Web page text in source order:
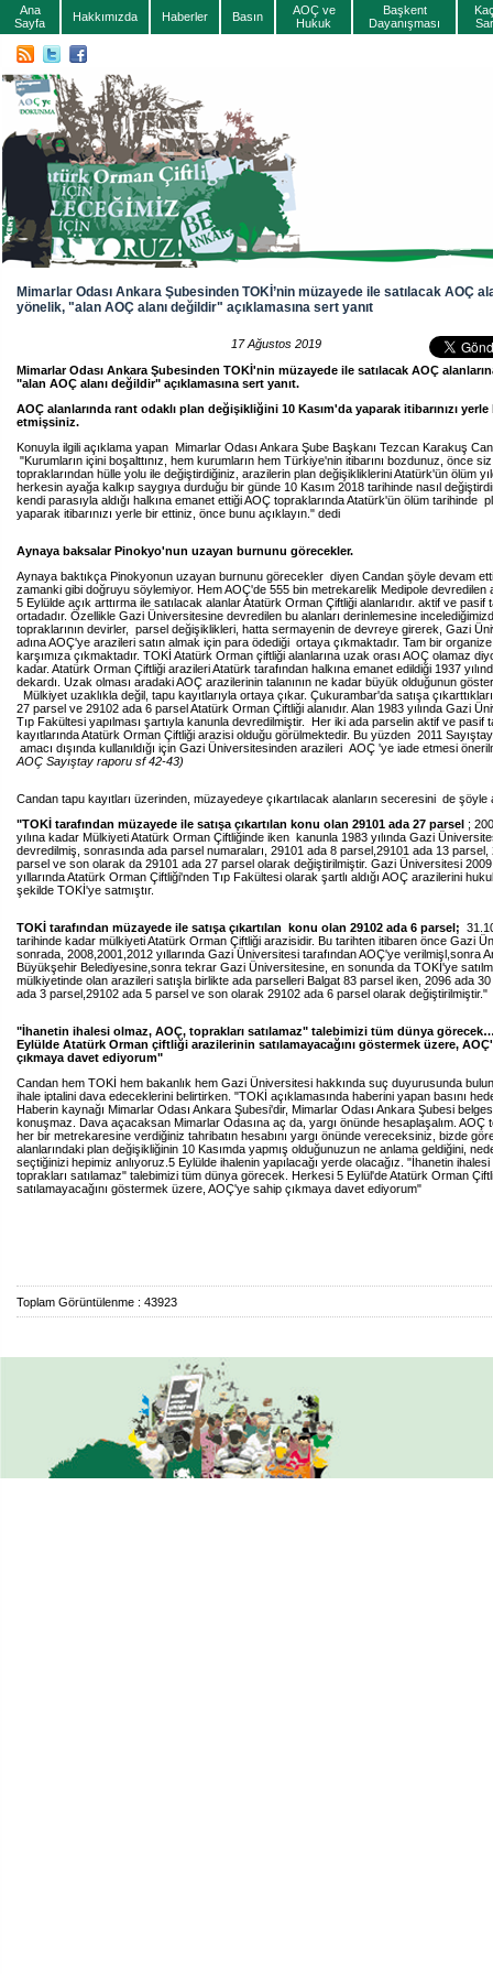
Ana
Sayfa
Hakkımızda Haberler Basın
AOÇ ve
Hukuk
Başkent
Dayanışması
Mimarlar Odası Ankara Şubesinden TOKİ’nin müzayede ile satılacak AOÇ
yönelik, "alan AOÇ alanı değildir" açıklamasına sert yanıt
17 Ağustos 2019
Mimarlar Odası Ankara Şubesinden TOKİ'nin müzayede ile satılacak AOÇ
"alan AOÇ alanı değildir" açıklamasına sert yanıt.
AOÇ alanlarında rant odaklı plan değişikliğini 10 Kasım'da yaparak itibarınızı yerle
etmişsiniz.
Konuyla ilgili açıklama yapan Mimarlar Odası Ankara Şube Başkanı Tezcan Karakuş
"Kurumların içini boşalttınız, hem kurumların hem Türkiye'nin itibarını bozdunuz, önce
topraklarından hülle yolu ile değiştirdiğiniz, arazilerin plan değişikliklerini Atatürk'ün ölüm
herkesin ayağa kalkıp saygıya durduğu bir günde 10 Kasım 2018 tarihinde nasıl
kendi parasıyla aldığı halkına emanet ettiği AOÇ topraklarında Atatürk'ün ölüm tarihinde
yaparak itibarınızı yerle bir ettiniz, önce bunu açıklayın." dedi
Aynaya baksalar Pinokyo'nun uzayan burnunu görecekler.
Aynaya baktıkça Pinokyonun uzayan burnunu görecekler diyen Candan şöyle devam
zamanki gibi doğruyu söylemiyor. Hem AOÇ'de 555 bin metrekarelik Medipole devredilen
5 Eylülde açık arttırma ile satılacak alanlar Atatürk Orman Çiftliği alanlarıdır. aktif ve pasif
ortadadır. Özellikle Gazi Üniversitesine devredilen bu alanları derinlemesine
topraklarının devirler, parsel değişiklikleri, hatta sermayenin de devreye girerek, Gazi
adına AOÇ'ye arazileri satın almak için para ödediği ortaya çıkmaktadır. Tam bir
karşımıza çıkmaktadır. TOKİ Atatürk Orman çiftliği alanlarına uzak orası AOÇ olamaz
kadar. Atatürk Orman Çiftliği arazileri Atatürk tarafından halkına emanet edildiği 1937
dekardı. Uzak olması aradaki AOÇ arazilerinin talanının ne kadar büyük olduğunun
Mülkiyet uzaklıkla değil, tapu kayıtlarıyla ortaya çıkar. Çukurambar'da satışa
27 parsel ve 29102 ada 6 parsel Atatürk Orman Çiftliği alanıdır. Alan 1983 yılında Gazi
Tıp Fakültesi yapılması şartıyla kanunla devredilmiştir. Her iki ada parselin aktif ve pasif
kayıtlarında Atatürk Orman Çiftliği arazisi olduğu görülmektedir. Bu yüzden 2011
amacı dışında kullanıldığı için Gazi Üniversitesinden arazileri AOÇ 'ye iade etmesi
AOÇ Sayıştay raporu sf 42-43)
Candan tapu kayıtları üzerinden, müzayedeye çıkartılacak alanların seceresini de şöyle
"TOKİ tarafından müzayede ile satışa çıkartılan konu olan 29101 ada 27 parsel ;
yılına kadar Mülkiyeti Atatürk Orman Çiftliğinde iken kanunla 1983 yılında Gazi
devredilmiş, sonrasında ada parsel numaraları, 29101 ada 8 parsel,29101 ada 13 parsel,
parsel ve son olarak da 29101 ada 27 parsel olarak değiştirilmiştir. Gazi Üniversitesi
yıllarında Atatürk Orman Çiftliği'nden Tıp Fakültesi olarak şartlı aldığı AOÇ arazilerini
şekilde TOKİ'ye satmıştır.
TOKİ tarafından müzayede ile satışa çıkartılan konu olan 29102 ada 6 parsel;
tarihinde kadar mülkiyeti Atatürk Orman Çiftliği arazisidir. Bu tarihten itibaren önce Gazi
sonrada, 2008,2001,2012 yıllarında Gazi Üniversitesi tarafından AOÇ'ye verilmişl,sonra
Büyükşehir Belediyesine,sonra tekrar Gazi Üniversitesine, en sonunda da TOKİ'ye
mülkiyetinde olan arazileri satışla birlikte ada parselleri Balgat 83 parsel iken, 2096 ada
ada 3 parsel,29102 ada 5 parsel ve son olarak 29102 ada 6 parsel olarak değiştirilmiştir."
"İhanetin ihalesi olmaz, AOÇ, toprakları satılamaz" talebimizi tüm dünya
Eylülde Atatürk Orman çiftliği arazilerinin satılamayacağını göstermek üzere,
çıkmaya davet ediyorum"
Candan hem TOKİ hem bakanlık hem Gazi Üniversitesi hakkında suç duyurusunda
ihale iptalini dava edeceklerini belirtirken. "TOKİ açıklamasında haberini yapan basını
Haberin kaynağı Mimarlar Odası Ankara Şubesi'dir, Mimarlar Odası Ankara Şubesi
konuşmaz. Dava açacaksan Mimarlar Odasına aç da, yargı önünde hesaplaşalım. AOÇ
her bir metrekaresine verdiğiniz tahribatın hesabını yargı önünde vereceksiniz, bizde
alanlarındaki plan değişikliğinin 10 Kasımda yapmış olduğunuzun ne anlama geldiğini,
seçtiğinizi hepimiz anlıyoruz.5 Eylülde ihalenin yapılacağı yerde olacağız. "İhanetin
toprakları satılamaz" talebimizi tüm dünya görecek. Herkesi 5 Eylül'de Atatürk Orman
satılamayacağını göstermek üzere, AOÇ'ye sahip çıkmaya davet ediyorum"
Toplam Görüntülenme : 43923